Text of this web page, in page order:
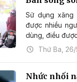
Sử dụng xăng
được nhiều
dùng, điều
Thứ Ba,
Nhức nhối